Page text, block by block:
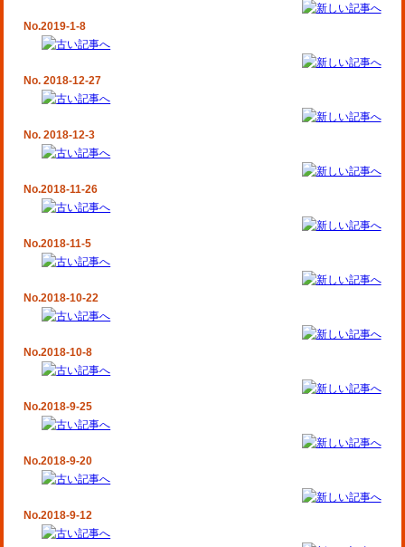
No.2019-1-8
No. 2018-12-27
No. 2018-12-3
No.2018-11-26
No.2018-11-5
No.2018-10-22
No.2018-10-8
No.2018-9-25
No.2018-9-20
No.2018-9-12